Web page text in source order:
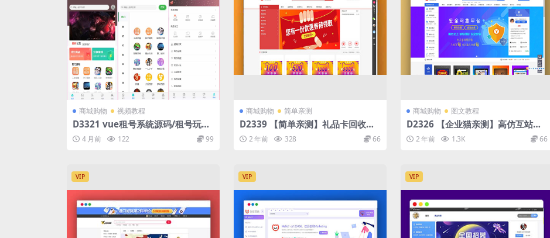
商城购物 视频教程
D3321 vue租号系统源码/租号玩平
台源码/游戏账号出租系统/虚拟账号
出租平台源码
4 月前 122 99
商城购物 简单亲测
D2339 【简单亲测】礼品卡回收商
城系统源码
2 年前 328 66
商城购物 图文教程
D2326 【企业猫亲测】高仿互站网
多套模板完整源码
2 年前 1.3K 66
VIP VIP VIP